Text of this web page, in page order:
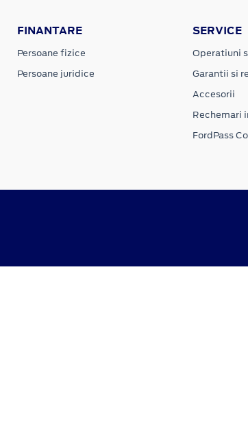
FINANTARE
Persoane fizice
Persoane juridice
SERVICE
Operatiuni
Garantii si
Accesorii
Rechemari
FordPass